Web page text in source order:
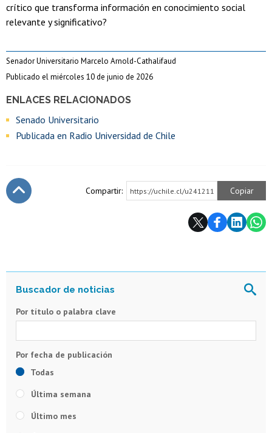
ENLACES RELACIONADOS
Senado Universitario
Publicada en Radio Universidad de Chile
crítico que transforma información en conocimiento social
relevante y significativo?
Senador Universitario Marcelo Arnold-Cathalifaud
Publicado el miércoles 10 de junio de 2026
Compartir: https://uchile.cl/u241211 Copiar
Por título o palabra clave
Todas
Última semana
Último mes